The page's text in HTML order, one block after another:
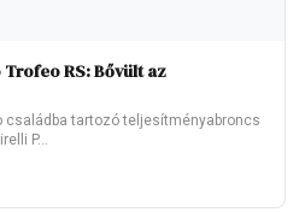
RS: Bővült az
családba tartozó teljesítményabroncs
P…